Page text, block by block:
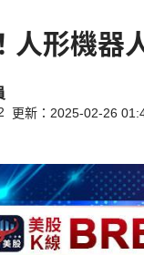
人形機器
更新：2025-02-26